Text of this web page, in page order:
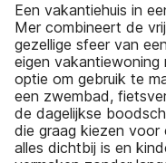
Een vakantiehuis in
Mer combineert de
gezellige sfeer van
eigen
optie om gebruik te
een zwembad,
de dagelijkse
die graag kiezen voor
alles dichtbij is en